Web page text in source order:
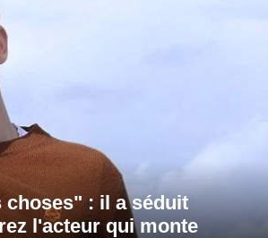
choses" : il a séduit
l'acteur qui monte